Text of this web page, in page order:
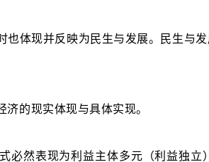
也体现并反映为民生与发展。民生与
济的现实体现与具体实现。
然表现为利益主体多元（利益独